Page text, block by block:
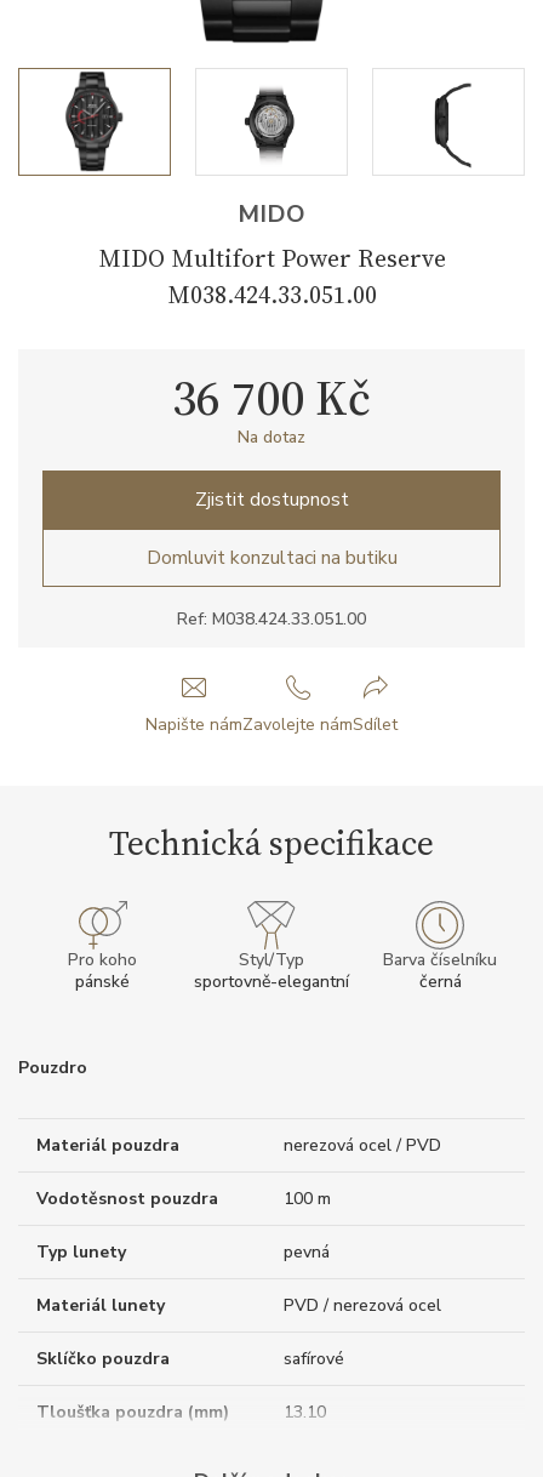
MIDO
MIDO Multifort Power Reserve
M038.424.33.051.00
Ref: M038.424.33.051.00
36 700 Kč
Na dotaz
Zjistit dostupnost
Domluvit konzultaci na butiku
Napište námZavolejte námSdílet
Technická specifikace
Pro koho
pánské
Styl/Typ
sportovně-elegantní
Barva číselníku
černá
Pouzdro
Materiál pouzdra nerezová ocel / PVD
Vodotěsnost pouzdra 100 m
Typ lunety pevná
Materiál lunety PVD / nerezová ocel
Sklíčko pouzdra safírové
Tloušťka pouzdra (mm) 13.10